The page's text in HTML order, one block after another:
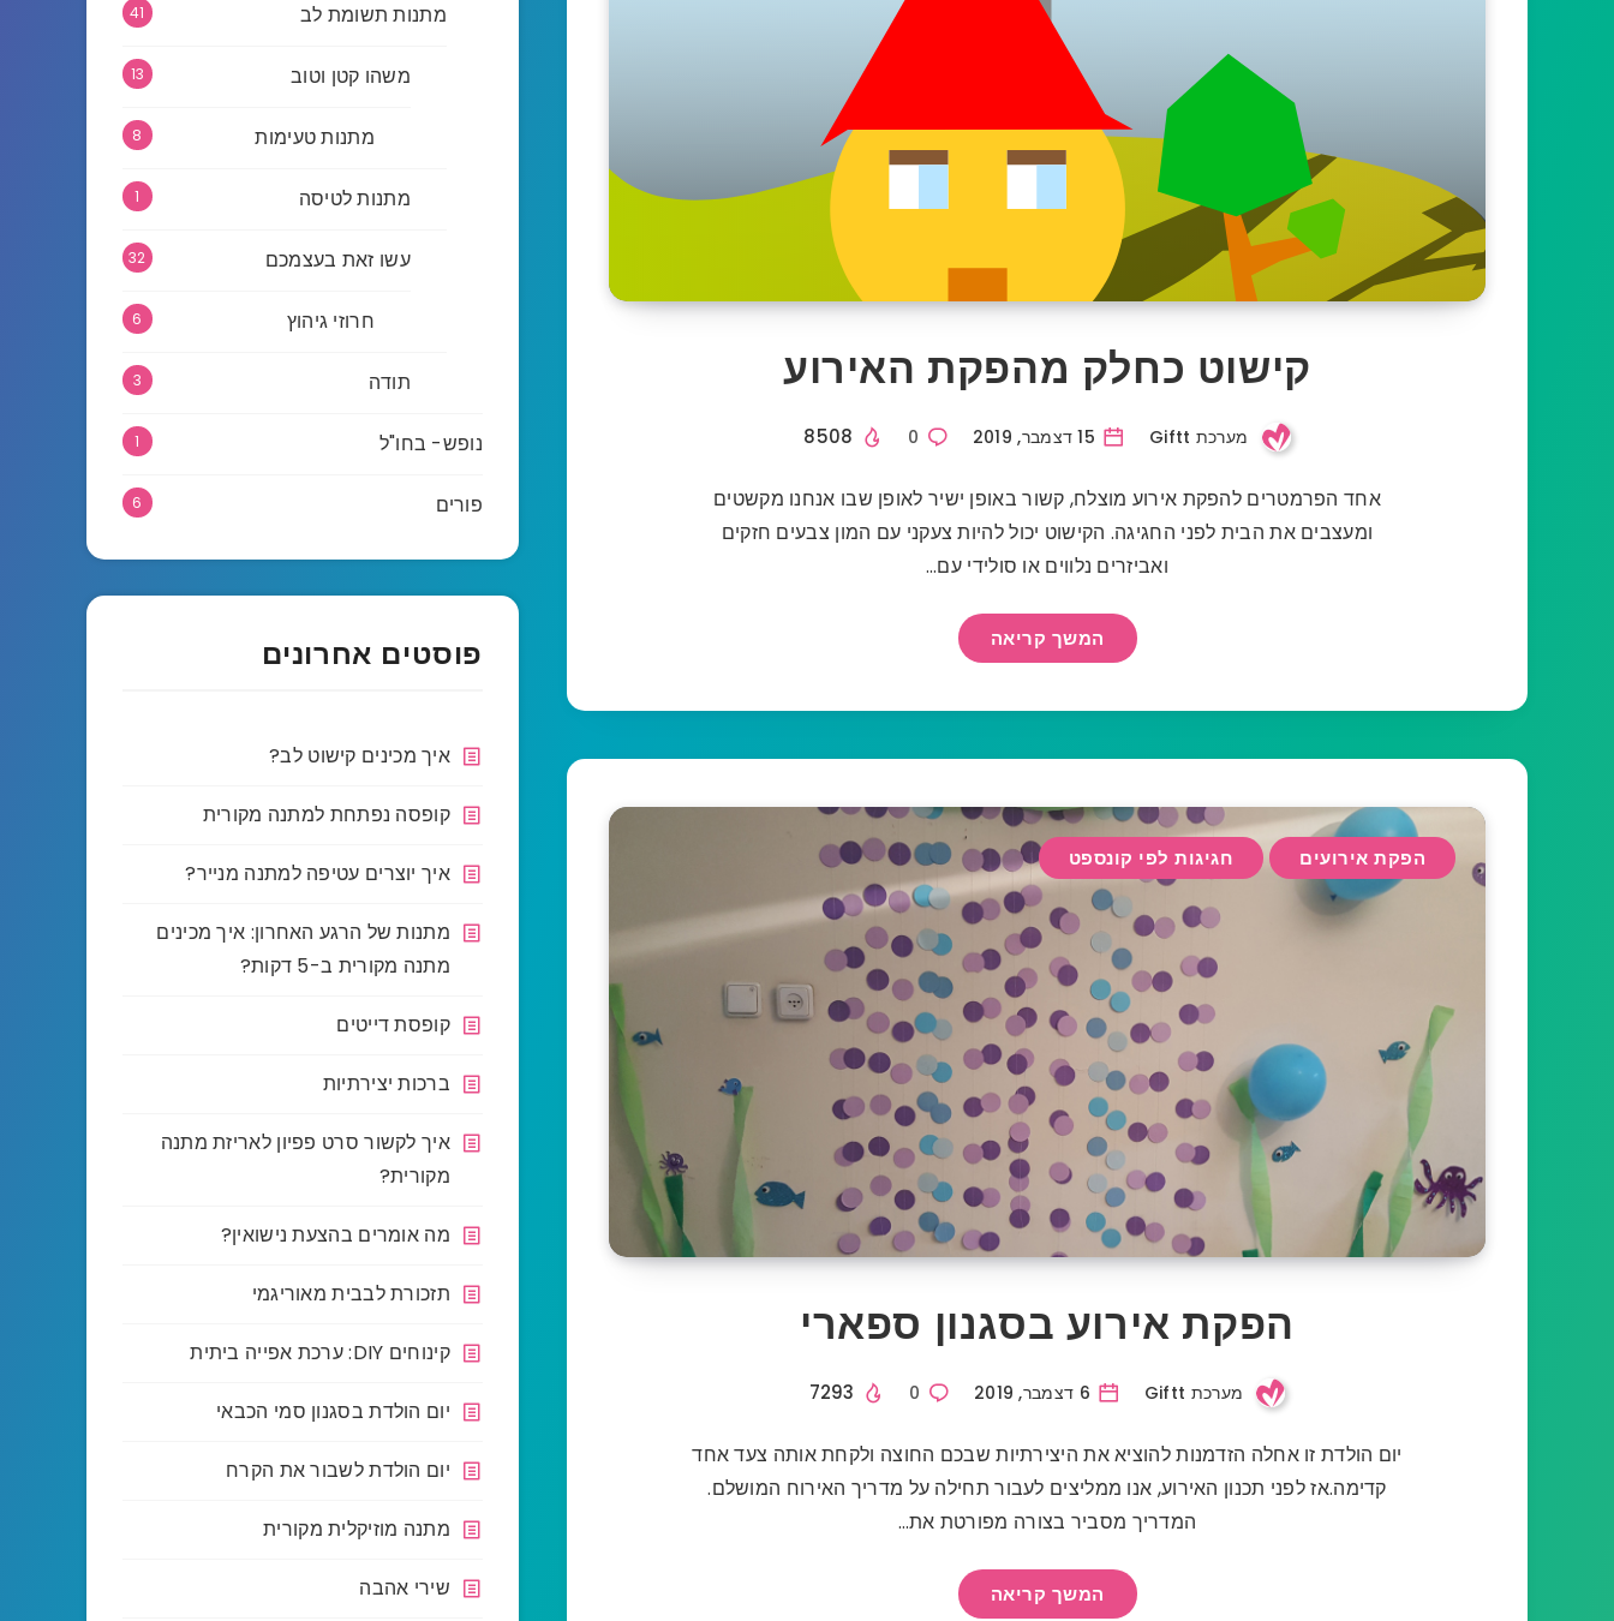
קישוט כחלק מהפקת האירוע
מערכת Giftt 0
אחד הפרמטרים להפקת אירוע מוצלח, קשור באופן ישיר לאופן שבו אנחנו מקשטים
ומעצבים את הבית לפני החגיגה. הקישוט יכול להיות צעקני עם המון צבעים חזקים
ואביזרים נלווים או סולידי עם…
המשך קריאה
הפקת אירועים חגיגות לפי קונספט
הפקת אירוע בסגנון ספארי
מערכת Giftt 0
יום הולדת זו אחלה הזדמנות להוציא את היצירתיות שבכם החוצה ולקחת אותה צעד אחד
קדימה.אז לפני תכנון האירוע, אנו ממליצים לעבור תחילה על מדריך האירוח המושלם.
המדריך מסביר בצורה מפורטת את…
המשך קריאה
מתנות תשומת לב 41
משהו קטן וטוב 13
מתנות טעימות 8
מתנות לטיסה 1
עשו זאת בעצמכם 32
חרוזי גיהוץ 6
תודה 3
נופש- בחו"ל 1
פורים 6
פוסטים אחרונים
איך מכינים קישוט לב?
קופסה נפתחת למתנה מקורית
איך יוצרים עטיפה למתנה מנייר?
מתנות של הרגע האחרון: איך מכינים
מתנה מקורית ב-5 דקות?
קופסת דייטים
ברכות יצירתיות
איך לקשור סרט פפיון לאריזת מתנה
מקורית?
מה אומרים בהצעת נישואין?
תזכורת לבבית מאוריגמי
קינוחים DIY: ערכת אפייה ביתית
יום הולדת בסגנון סמי הכבאי
יום הולדת לשבור את הקרח
מתנה מוזיקלית מקורית
שירי אהבה